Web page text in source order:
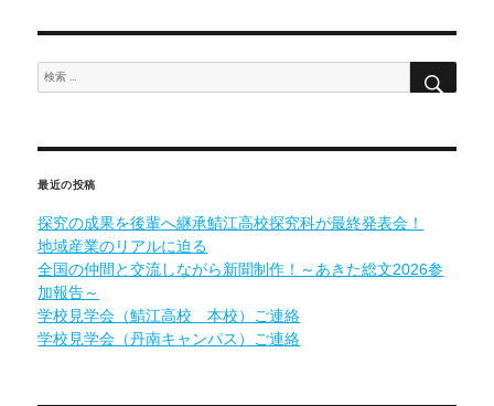
検
索:
検
最近の投稿
探究の成果を後輩へ継承鯖江高校探究科が最終発表会！
地域産業のリアルに迫る
全国の仲間と交流しながら新聞制作！～あきた総文2026参
加報告～
学校見学会（鯖江高校 本校）ご連絡
学校見学会（丹南キャンパス）ご連絡